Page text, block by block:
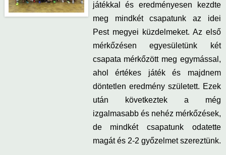
játékkal és eredményesen kezdte
meg mindkét csapatunk az idei
Pest megyei küzdelmeket. Az első
mérkőzésen egyesületünk két
csapata mérkőzött meg egymással,
ahol értékes játék és majdnem
döntetlen eredmény született. Ezek
után következtek a még
izgalmasabb és nehéz mérkőzések,
de mindkét csapatunk odatette
magát és 2-2 győzelmet szereztünk.